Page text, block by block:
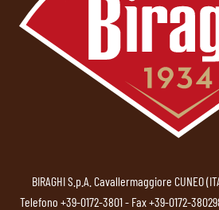
BIRAGHI S.p.A. Cavallermaggiore CUNEO
Telefono +39-0172-3801- Fax +39-0172-